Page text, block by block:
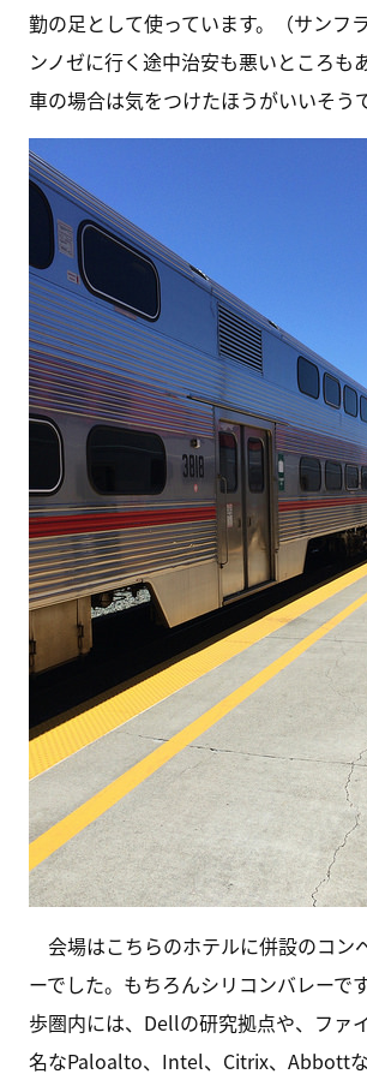
勤の足として使っています。（サンフ
ンノゼに行く途中治安も悪いところも
車の場合は気をつけたほうがいいそうで
会場はこちらのホテルに併設のコン
ーでした。もちろんシリコンバレーで
歩圏内には、Dellの研究拠点や、ファ
名なPaloalto、Intel、Citrix、Abbott